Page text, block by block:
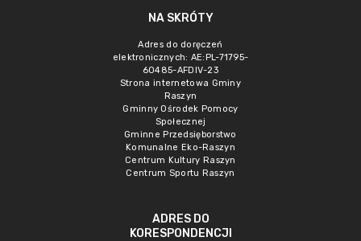
NA SKRÓTY
Adres do doręczeń
elektronicznych: AE:PL-71795-
60485-AFDIV-23
Strona internetowa Gminy
Raszyn
Gminny Ośrodek Pomocy
Społecznej
Gminne Przedsięborstwo
Komunalne Eko-Raszyn
Centrum Kultury Raszyn
Centrum Sportu Raszyn
ADRES DO
KORESPONDENCJI